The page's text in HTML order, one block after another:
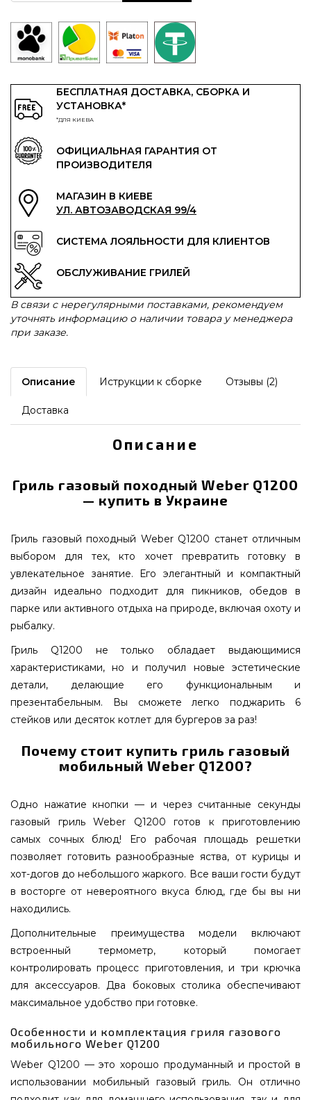
БЕСПЛАТНАЯ ДОСТАВКА, СБОРКА И
УСТАНОВКА*
*ДЛЯ КИЕВА
ОФИЦИАЛЬНАЯ ГАРАНТИЯ ОТ
ПРОИЗВОДИТЕЛЯ
МАГАЗИН В КИЕВЕ
УЛ. АВТОЗАВОДСКАЯ 99/4
СИСТЕМА ЛОЯЛЬНОСТИ ДЛЯ КЛИЕНТОВ
ОБСЛУЖИВАНИЕ ГРИЛЕЙ
В связи с нерегулярными поставками, рекомендуем
уточнять информацию о наличии товара у менеджера
при заказе.
Описание Иструкции к сборке Отзывы (2)
Доставка
Описание
Гриль газовый походный Weber Q1200
— купить в Украине
Гриль газовый походный Weber Q1200 станет отличным
выбором для тех, кто хочет превратить готовку в
увлекательное занятие. Его элегантный и компактный
дизайн идеально подходит для пикников, обедов в
парке или активного отдыха на природе, включая охоту и
рыбалку.
Гриль Q1200 не только обладает выдающимися
характеристиками, но и получил новые эстетические
детали, делающие его функциональным и
презентабельным. Вы сможете легко поджарить 6
стейков или десяток котлет для бургеров за раз!
Почему стоит купить гриль газовый
мобильный Weber Q1200?
Одно нажатие кнопки — и через считанные секунды
газовый гриль Weber Q1200 готов к приготовлению
самых сочных блюд! Его рабочая площадь решетки
позволяет готовить разнообразные яства, от курицы и
хот-догов до небольшого жаркого. Все ваши гости будут
в восторге от невероятного вкуса блюд, где бы вы ни
находились.
Дополнительные преимущества модели включают
встроенный термометр, который помогает
контролировать процесс приготовления, и три крючка
для аксессуаров. Два боковых столика обеспечивают
максимальное удобство при готовке.
Особенности и комплектация гриля газового
мобильного Weber Q1200
Weber Q1200 — это хорошо продуманный и простой в
использовании мобильный газовый гриль. Он отлично